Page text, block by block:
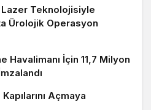
Lazer Teknolojisiyle
Ürolojik Operasyon
Havalimanı İçin 11,7 Milyon
Açmaya